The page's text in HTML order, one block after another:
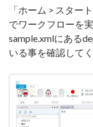
「ホーム > スター
でワークフローを
sample.xmlにある
いる事を確認してく